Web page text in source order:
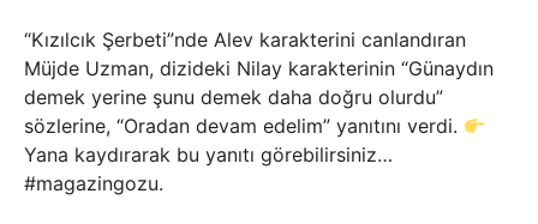
“Kızılcık Şerbeti”nde Alev karakterini canlandıran
Müjde Uzman, dizideki Nilay karakterinin “Günaydın
demek yerine şunu demek daha doğru olurdu”
sözlerine, “Oradan devam edelim” yanıtını verdi.
Yana kaydırarak bu yanıtı görebilirsiniz…
#magazingozu.